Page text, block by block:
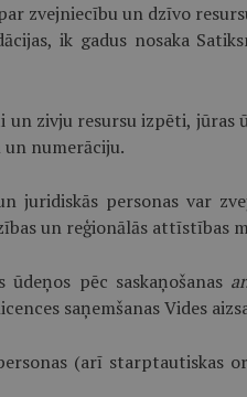
zvejniecību un dzīvo
ik gadus nosaka
un zivju resursu izpēti,
numerāciju.
juridiskās personas var
un reģionālās attīstības
pēc saskaņošanas
saņemšanas Vides
(arī starptautiskas